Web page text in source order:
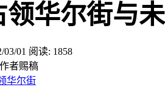
领华尔街与
03/01 阅读: 1858
者赐稿
华尔街